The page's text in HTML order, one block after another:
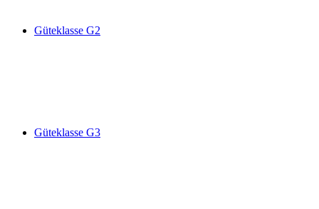
Güteklasse G2
Güteklasse G3